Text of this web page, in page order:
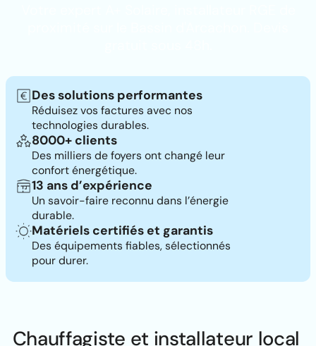
Des solutions performantes
Réduisez vos factures avec nos
technologies durables.
8000+ clients
Des milliers de foyers ont changé leur
confort énergétique.
13 ans d’expérience
Un savoir-faire reconnu dans l’énergie
durable.
Matériels certifiés et garantis
Des équipements fiables, sélectionnés
pour durer.
Chauffagiste et installateur local